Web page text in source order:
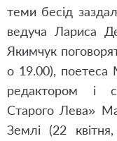
теми бесід
ведуча Лариса
Якимчук
о 19.00), поетеса
редактором і
Старого Лева»
Землі (22